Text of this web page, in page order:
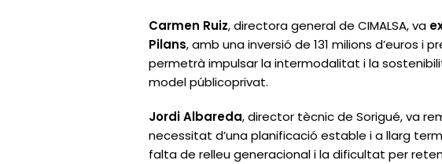
Carmen Ruiz, directora general de CIMALSA, va
Pilans, amb una inversió de 131 milions d’euros
permetrà impulsar la intermodalitat i la
model públicoprivat.
Jordi Albareda, director tècnic de Sorigué, va
necessitat d’una planificació estable i a llarg
falta de relleu generacional i la dificultat per